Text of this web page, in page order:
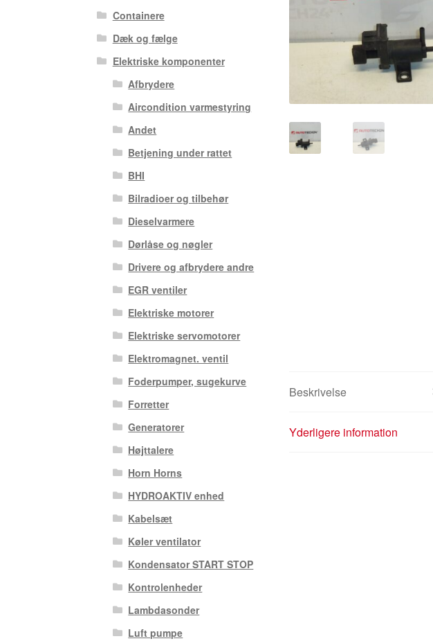
Beskrivelse
Yderligere information
Containere
Dæk og fælge
Elektriske komponenter
Afbrydere
Aircondition varmestyring
Andet
Betjening under rattet
BHI
Bilradioer og tilbehør
Dieselvarmere
Dørlåse og nøgler
Drivere og afbrydere andre
EGR ventiler
Elektriske motorer
Elektriske servomotorer
Elektromagnet. ventil
Foderpumper, sugekurve
Forretter
Generatorer
Højttalere
Horn Horns
HYDROAKTIV enhed
Kabelsæt
Køler ventilator
Kondensator START STOP
Kontrolenheder
Lambdasonder
Luft pumpe